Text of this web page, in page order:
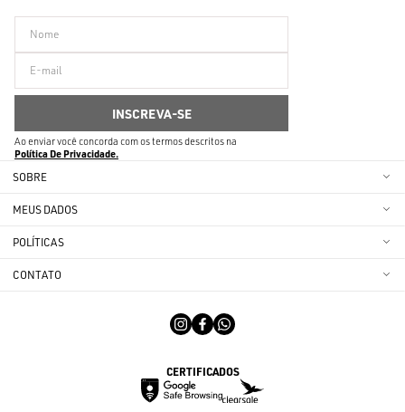
Ao enviar você concorda com os termos descritos na
Política De Privacidade
SOBRE
MEUS DADOS
POLÍTICAS
CONTATO
CERTIFICADOS